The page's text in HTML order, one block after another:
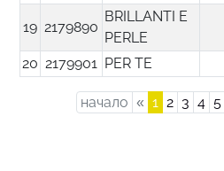
19 2179890
BRILLANTI E
PERLE
20 2179901 PER TE
начало «Previous
1 2 3 4 5